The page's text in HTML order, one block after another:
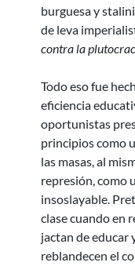
burguesa y
de leva
contra la
Todo eso fue
eficiencia
oportunistas
principios como
las masas, al
represión, como
insoslayable.
clase cuando en
jactan de educar
reblandecen el